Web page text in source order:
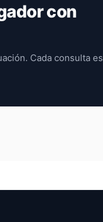
con
Cada consulta es